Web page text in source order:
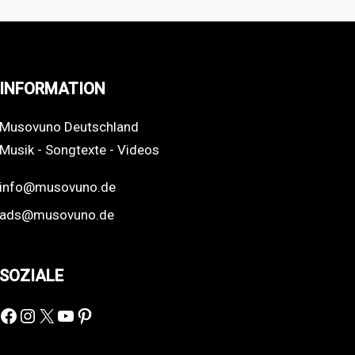
INFORMATION
Musovuno Deutschland
Musik - Songtexte - Videos
info@musovuno.de
ads@musovuno.de
SOZIALE
Facebook
Instagram
X YouTube
Pinterest